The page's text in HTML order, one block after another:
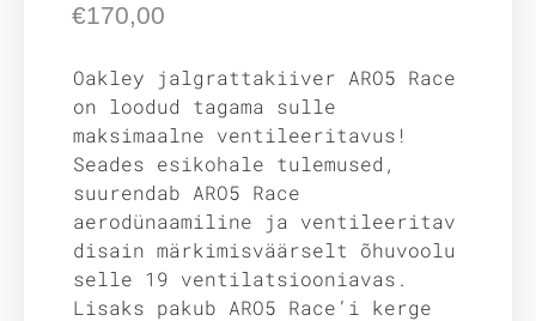
€170,00
Oakley jalgrattakiiver ARO5 Race
on loodud tagama sulle
maksimaalne ventileeritavus!
Seades esikohale tulemused,
suurendab ARO5 Race
aerodünaamiline ja ventileeritav
disain märkimisväärselt õhuvoolu
selle 19 ventilatsiooniavas.
Lisaks pakub ARO5 Race’i kerge